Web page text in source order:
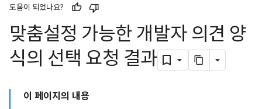
도움이 되었나요?
맞춤설정 가능한 개발자 의견 양
식의 선택 요청 결과
이 페이지의 내용